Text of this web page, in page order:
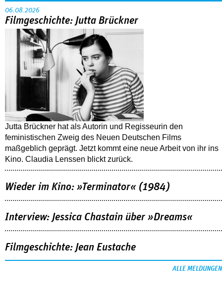
06.08.2026
Filmgeschichte: Jutta Brückner
Jutta Brückner hat als Autorin und Regisseurin den
feministischen Zweig des Neuen Deutschen Films
maßgeblich geprägt. Jetzt kommt eine neue Arbeit von ihr ins
Kino. Claudia Lenssen blickt zurück.
Wieder im Kino: »Terminator« (1984)
Interview: Jessica Chastain über »Dreams«
Filmgeschichte: Jean Eustache
ALLE MELDUNGEN